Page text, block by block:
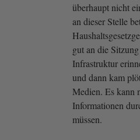
überhaupt nicht
an dieser Stelle
gut an die
Infrastruktur
und dann kam
Medien. Es kann
Informationen
müssen.